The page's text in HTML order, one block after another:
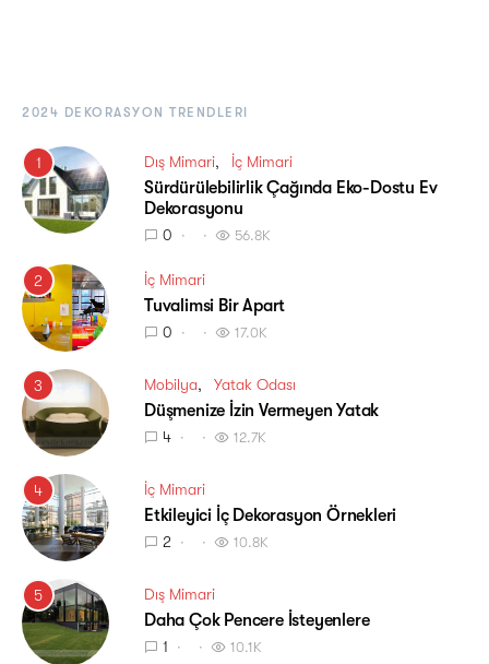
2024 DEKORASYON TRENDLERI
1 Dış Mimari İç Mimari
Sürdürülebilirlik Çağında Eko-Dostu Ev
Dekorasyonu
0 56.8K
2 İç Mimari
Tuvalimsi Bir Apart
0 17.0K
3 Mobilya Yatak Odası
Düşmenize İzin Vermeyen Yatak
4 12.7K
4 İç Mimari
Etkileyici İç Dekorasyon Örnekleri
2 10.8K
5 Dış Mimari
Daha Çok Pencere İsteyenlere
1 10.1K